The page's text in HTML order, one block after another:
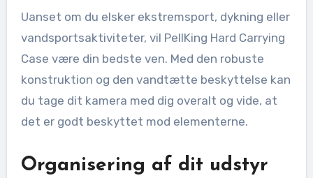
Uanset om du elsker ekstremsport, dykning eller
vandsportsaktiviteter, vil PellKing Hard Carrying
Case være din bedste ven. Med den robuste
konstruktion og den vandtætte beskyttelse kan
du tage dit kamera med dig overalt og vide, at
det er godt beskyttet mod elementerne.
Organisering af dit udstyr